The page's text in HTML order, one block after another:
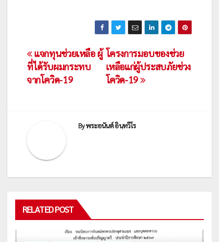
เมนู
นำทาง
โครงการมอบของช่วย
เหลือแก่ผู้ประสบภัยช่วง
โควิด-19
แจกทุนช่วยเหลือ ผู้
ที่ได้รับผมกระทบ
จากโควิด-19
Byพระอนันต์ อินฺทวีโร
RELATED POST